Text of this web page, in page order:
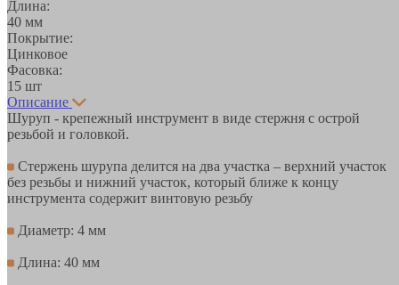
Длина:
40 мм
Покрытие:
Цинковое
Фасовка:
15 шт
Описание
Шуруп - крепежный инструмент в виде стержня с острой
резьбой и головкой.
Стержень шурупа делится на два участка – верхний участок
без резьбы и нижний участок, который ближе к концу
инструмента содержит винтовую резьбу
Диаметр: 4 мм
Длина: 40 мм